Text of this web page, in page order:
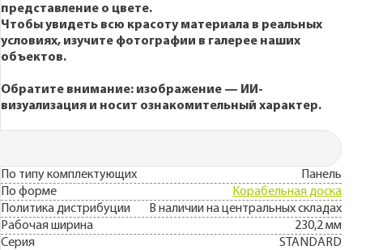
представление о цвете.
Чтобы увидеть всю красоту материала в реальных
условиях, изучите фотографии в галерее наших
объектов.
Обратите внимание: изображение — ИИ-
визуализация и носит ознакомительный характер.
По типу комплектующих
Панель
По форме
Корабельная доска
Политика дистрибуции
В наличии на центральных складах
Рабочая ширина
230,2 мм
Серия
STANDARD